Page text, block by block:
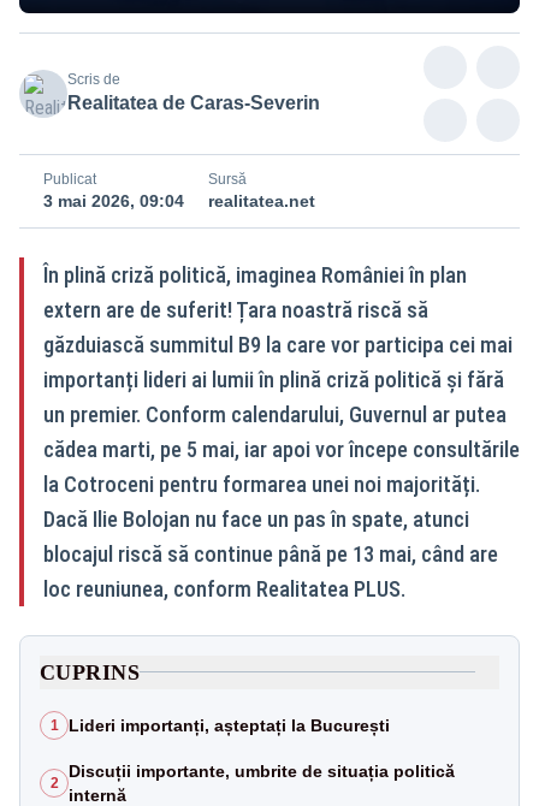
Scris de
Realitatea de Caras-Severin
Publicat
3 mai 2026, 09:04
Sursă
realitatea.net
În plină criză politică, imaginea României în plan
extern are de suferit! Țara noastră riscă să
găzduiască summitul B9 la care vor participa cei mai
importanți lideri ai lumii în plină criză politică și fără
un premier. Conform calendarului, Guvernul ar putea
cădea marti, pe 5 mai, iar apoi vor începe consultările
la Cotroceni pentru formarea unei noi majorități.
Dacă Ilie Bolojan nu face un pas în spate, atunci
blocajul riscă să continue până pe 13 mai, când are
loc reuniunea, conform Realitatea PLUS.
CUPRINS
1 Lideri importanți, așteptați la București
2
Discuții importante, umbrite de situația politică
internă